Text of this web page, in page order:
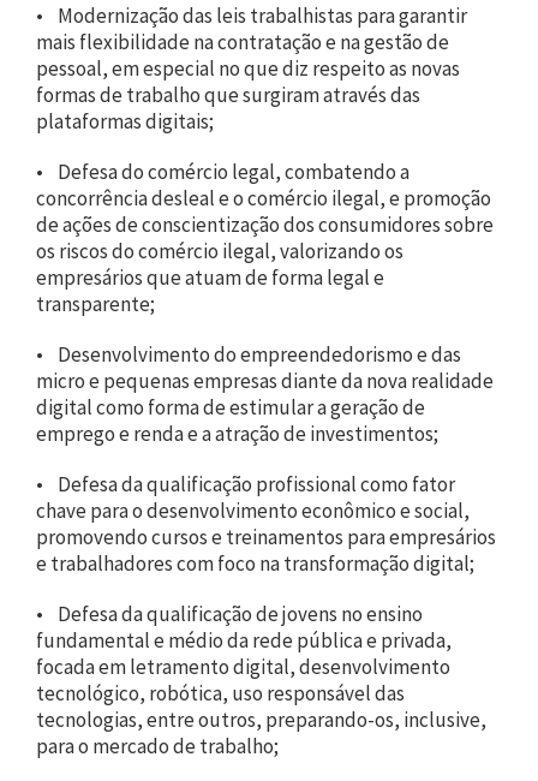
• Modernização das leis trabalhistas para garantir
mais flexibilidade na contratação e na gestão de
pessoal, em especial no que diz respeito as novas
formas de trabalho que surgiram através das
plataformas digitais;
• Defesa do comércio legal, combatendo a
concorrência desleal e o comércio ilegal, e promoção
de ações de conscientização dos consumidores sobre
os riscos do comércio ilegal, valorizando os
empresários que atuam de forma legal e
transparente;
• Desenvolvimento do empreendedorismo e das
micro e pequenas empresas diante da nova realidade
digital como forma de estimular a geração de
emprego e renda e a atração de investimentos;
• Defesa da qualificação profissional como fator
chave para o desenvolvimento econômico e social,
promovendo cursos e treinamentos para empresários
e trabalhadores com foco na transformação digital;
• Defesa da qualificação de jovens no ensino
fundamental e médio da rede pública e privada,
focada em letramento digital, desenvolvimento
tecnológico, robótica, uso responsável das
tecnologias, entre outros, preparando-os, inclusive,
para o mercado de trabalho;